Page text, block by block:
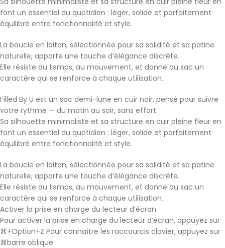
font un essentiel du quotidien : léger, solide et parfaitement
équilibré entre fonctionnalité et style.
La boucle en laiton, sélectionnée pour sa solidité et sa patine
naturelle, apporte une touche d’élégance discrète.
Elle résiste au temps, au mouvement, et donne au sac un
caractère qui se renforce à chaque utilisation.
Filled By U est un sac demi-lune en cuir noir, pensé pour suivre
votre rythme — du matin au soir, sans effort.
Sa silhouette minimaliste et sa structure en cuir pleine fleur en
font un essentiel du quotidien : léger, solide et parfaitement
équilibré entre fonctionnalité et style.
La boucle en laiton, sélectionnée pour sa solidité et sa patine
naturelle, apporte une touche d’élégance discrète.
Elle résiste au temps, au mouvement, et donne au sac un
caractère qui se renforce à chaque utilisation.
Activer la prise en charge du lecteur d’écran
Pour activer la prise en charge du lecteur d’écran, appuyez sur
⌘+Option+Z Pour connaître les raccourcis clavier, appuyez sur
⌘barre oblique